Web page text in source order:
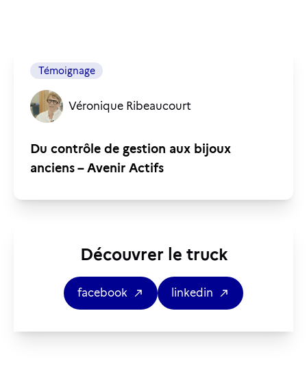
Témoignage
Véronique Ribeaucourt
Du contrôle de gestion aux bijoux
anciens – Avenir Actifs
Découvrer le truck
facebook linkedin